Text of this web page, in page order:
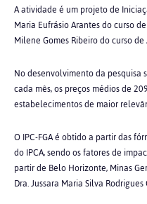
A atividade é um projeto de
Maria Eufrásio Arantes do curso
Milene Gomes Ribeiro do curso
No desenvolvimento da pesquisa
cada mês, os preços médios de
estabelecimentos de maior
O IPC-FGA é obtido a partir das
do IPCA, sendo os fatores de
partir de Belo Horizonte, Minas
Dra. Jussara Maria Silva